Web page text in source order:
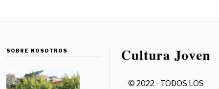
SOBRE NOSOTROS
© 2022 - TODOS LOS